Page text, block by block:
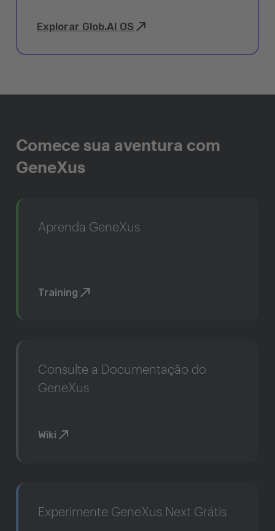
Explorar Glob.AI OS
Comece sua aventura com
GeneXus
Aprenda GeneXus
Training
Consulte a Documentação do
GeneXus
Wiki
Experimente GeneXus Next Grátis